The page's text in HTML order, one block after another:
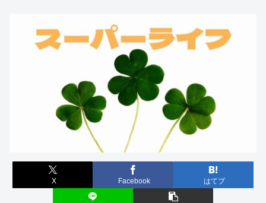
X Facebook はてブ